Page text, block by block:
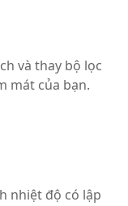
và thay bộ lọc
mát của bạn.
nhiệt độ có lập